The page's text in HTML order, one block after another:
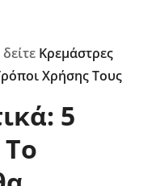
Κρεμάστρες
Χρήσης Τους
5